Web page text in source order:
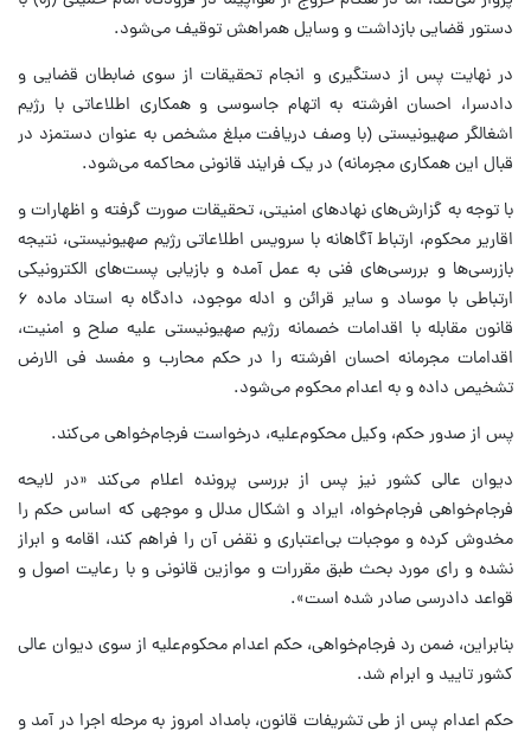
دستور قضایی بازداشت و وسایل همراهش توقیف می‌شود.
در نهایت پس از دستگیری و انجام تحقیقات از سوی ضابطان قضایی و
دادسرا، احسان افرشته به اتهام جاسوسی و همکاری اطلاعاتی با رژیم
اشغالگر صهیونیستی (با وصف دریافت مبلغ مشخص به عنوان دستمزد در
قبال این همکاری مجرمانه) در یک فرایند قانونی محاکمه می‌شود.
با توجه به گزارش‌های نهادهای امنیتی، تحقیقات صورت گرفته و اظهارات و
اقاریر محکوم، ارتباط آگاهانه با سرویس اطلاعاتی رژیم صهیونیستی، نتیجه
بازرسی‌ها و بررسی‌های فنی به عمل آمده و بازیابی پست‌های الکترونیکی
ارتباطی با موساد و سایر قرائن و ادله موجود، دادگاه به استاد ماده ۶
قانون مقابله با اقدامات خصمانه رژیم صهیونیستی علیه صلح و امنیت،
اقدامات مجرمانه احسان افرشته را در حکم محارب و مفسد فی الارض
تشخیص داده و به اعدام محکوم می‌شود.
پس از صدور حکم، وکیل محکوم‌علیه، درخواست فرجام‌خواهی می‌کند.
دیوان عالی کشور نیز پس از بررسی پرونده اعلام می‌کند «در لایحه
فرجام‌خواهی فرجام‌خواه، ایراد و اشکال مدلل و موجهی که اساس حکم را
مخدوش کرده و موجبات بی‌اعتباری و نقض آن را فراهم کند، اقامه و ابراز
نشده و رای مورد بحث طبق مقررات و موازین قانونی و با رعایت اصول و
قواعد دادرسی صادر شده است».
بنابراین، ضمن رد فرجام‌خواهی، حکم اعدام محکوم‌علیه از سوی دیوان عالی
کشور تایید و ابرام شد.
حکم اعدام پس از طی تشریفات قانون، بامداد امروز به مرحله اجرا در آمد و